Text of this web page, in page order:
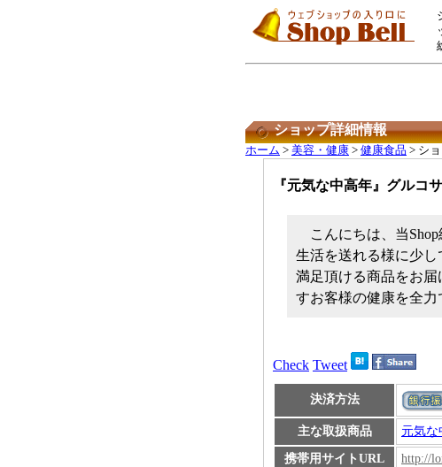
ショップ詳細情報
ホーム > 美容・健康 > 健康食品 > シ
『元気な中高年』グルコ
こんにちは、当
生活を送れる様に少
満足頂ける商品をお
すお客様の健康を全力
Check Tweet
決済方法
主な取扱商品 元気な
携帯用サイトURL http://